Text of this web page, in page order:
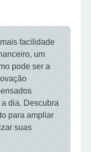
facilidade
um
pode ser a
dia. Descubra
para ampliar
suas